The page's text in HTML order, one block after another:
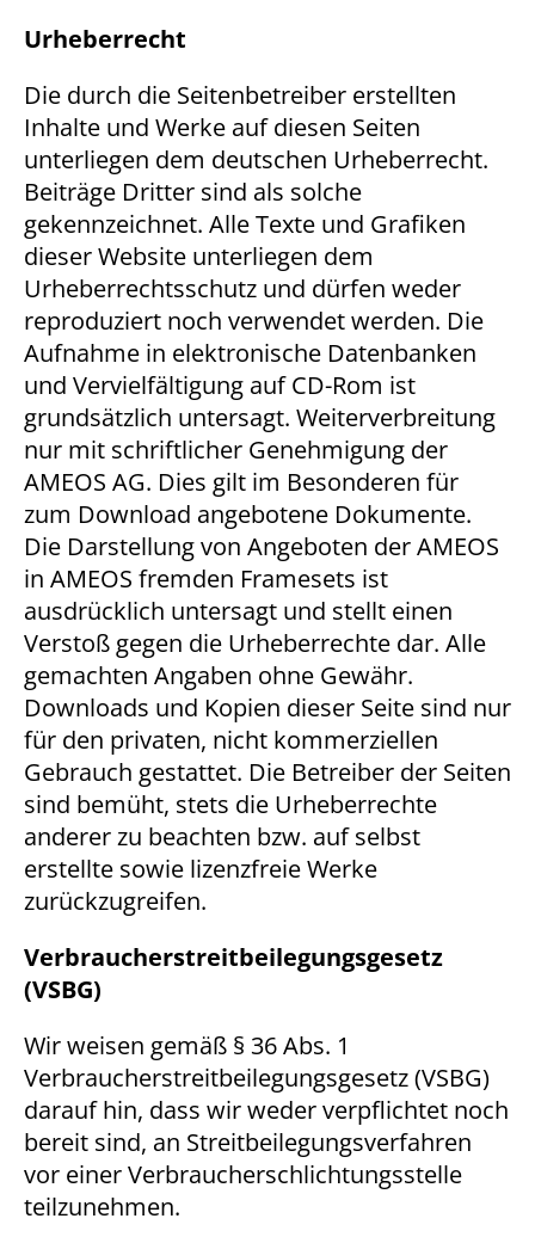
Urheberrecht
Die durch die Seitenbetreiber erstellten
Inhalte und Werke auf diesen Seiten
unterliegen dem deutschen Urheberrecht.
Beiträge Dritter sind als solche
gekennzeichnet. Alle Texte und Grafiken
dieser Website unterliegen dem
Urheberrechtsschutz und dürfen weder
reproduziert noch verwendet werden. Die
Aufnahme in elektronische Datenbanken
und Vervielfältigung auf CD-Rom ist
grundsätzlich untersagt. Weiterverbreitung
nur mit schriftlicher Genehmigung der
AMEOS AG. Dies gilt im Besonderen für
zum Download angebotene Dokumente.
Die Darstellung von Angeboten der AMEOS
in AMEOS fremden Framesets ist
ausdrücklich untersagt und stellt einen
Verstoß gegen die Urheberrechte dar. Alle
gemachten Angaben ohne Gewähr.
Downloads und Kopien dieser Seite sind nur
für den privaten, nicht kommerziellen
Gebrauch gestattet. Die Betreiber der Seiten
sind bemüht, stets die Urheberrechte
anderer zu beachten bzw. auf selbst
erstellte sowie lizenzfreie Werke
zurückzugreifen.
Verbraucherstreitbeilegungsgesetz
(VSBG)
Wir weisen gemäß § 36 Abs. 1
Verbraucherstreitbeilegungsgesetz (VSBG)
darauf hin, dass wir weder verpflichtet noch
bereit sind, an Streitbeilegungsverfahren
vor einer Verbraucherschlichtungsstelle
teilzunehmen.